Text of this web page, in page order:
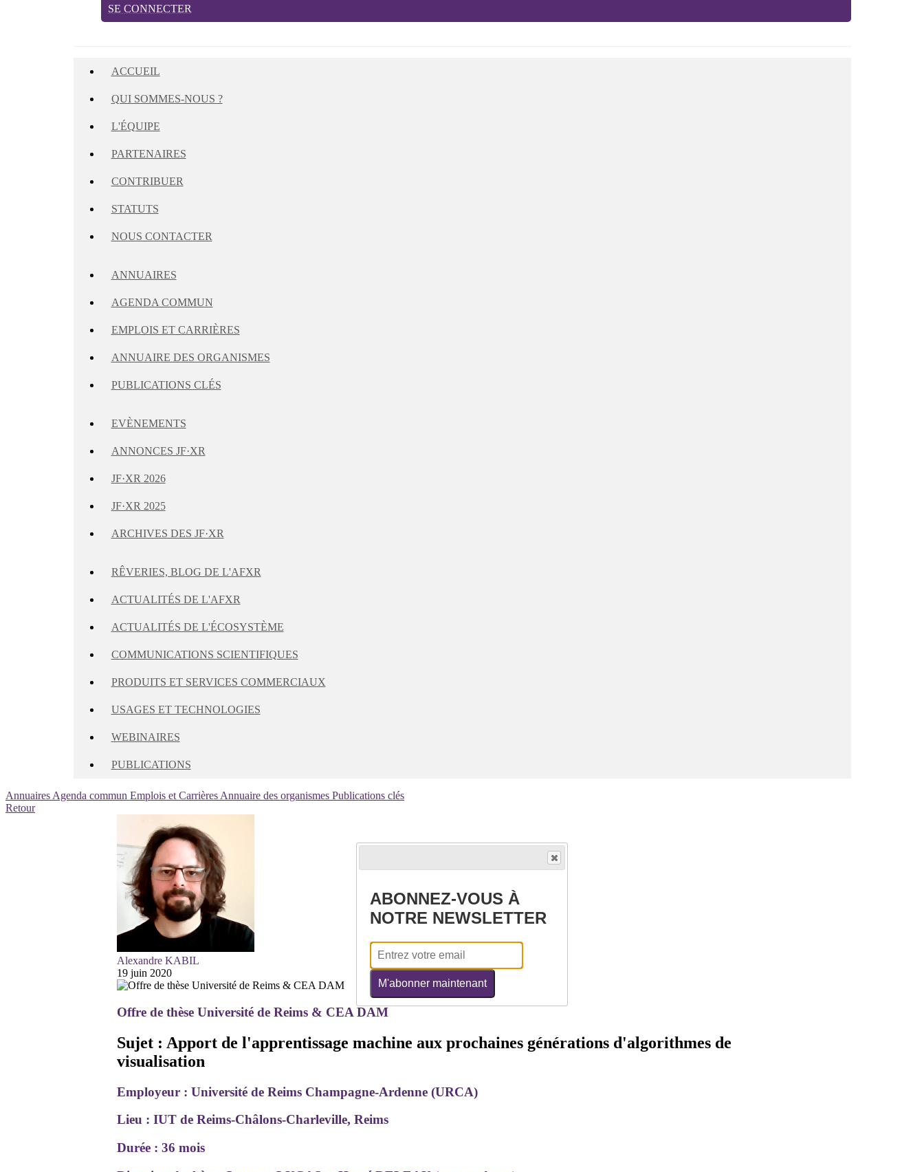
SE CONNECTER
ACCUEIL
QUI SOMMES-NOUS ?
L'ÉQUIPE
PARTENAIRES
CONTRIBUER
STATUTS
NOUS CONTACTER
ANNUAIRES
AGENDA COMMUN
EMPLOIS ET CARRIÈRES
ANNUAIRE DES ORGANISMES
PUBLICATIONS CLÉS
EVÈNEMENTS
ANNONCES JF·XR
JF·XR 2026
JF·XR 2025
ARCHIVES DES JF·XR
RÊVERIES, BLOG DE L'AFXR
ACTUALITÉS DE L'AFXR
ACTUALITÉS DE L'ÉCOSYSTÈME
COMMUNICATIONS SCIENTIFIQUES
PRODUITS ET SERVICES COMMERCIAUX
USAGES ET TECHNOLOGIES
WEBINAIRES
PUBLICATIONS
Annuaires Agenda commun Emplois et Carrières Annuaire des organismes Publications clés
Retour
Alexandre KABIL
19 juin 2020
Offre de thèse Université de Reims & CEA DAM
Sujet : Apport de l'apprentissage machine aux prochaines générations d'algorithmes de
visualisation
Employeur : Université de Reims Champagne-Ardenne (URCA)
Lieu : IUT de Reims-Châlons-Charleville, Reims
Durée : 36 mois
ABONNEZ-VOUS À
NOTRE NEWSLETTER
M'abonner maintenant